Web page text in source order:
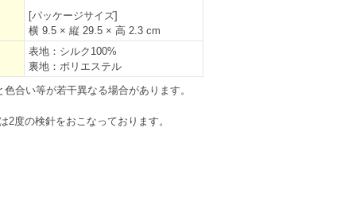
[パッケージサイズ]
横 9.5 × 縦 29.5 × 高 2.3 cm
表地：シルク100%
裏地：ポリエステル
合い等が若干異なる場合があります。
2度の検針をおこなっております。